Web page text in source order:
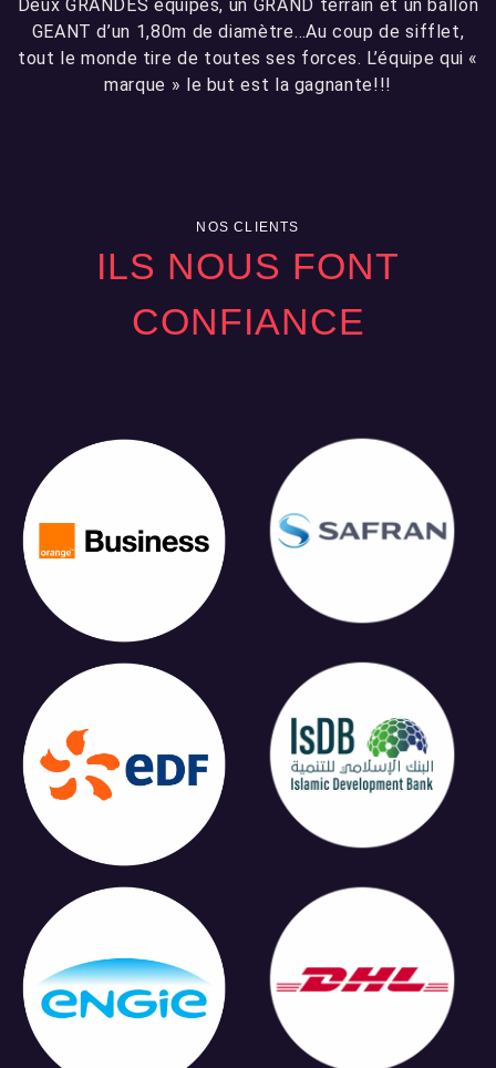
Deux GRANDES équipes, un GRAND terrain et un ballon
GEANT d’un 1,80m de diamètre…Au coup de sifflet,
tout le monde tire de toutes ses forces. L’équipe qui «
marque » le but est la gagnante!!!
NOS CLIENTS
ILS NOUS FONT
CONFIANCE